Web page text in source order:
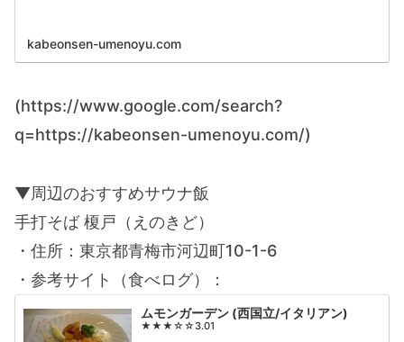
kabeonsen-umenoyu.com
(https://www.google.com/search?
q=https://kabeonsen-umenoyu.com/)
▼周辺のおすすめサウナ飯
手打そば 榎戸（えのきど）
・住所：東京都青梅市河辺町10-1-6
・参考サイト（食べログ）：
ムモンガーデン (西国立/イタリアン)
★★★☆☆3.01